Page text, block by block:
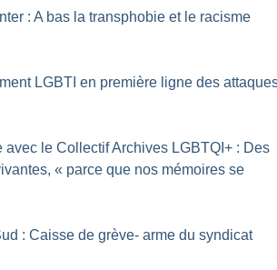
: A bas la transphobie et le racisme
LGBTI en première ligne des
avec le Collectif Archives LGBTQI+ : Des
« parce que nos mémoires se
: Caisse de grève- arme du syndicat